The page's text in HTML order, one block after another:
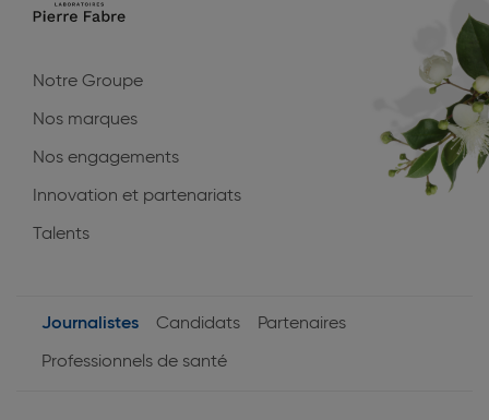
navigation
Notre Groupe
Nos marques
Nos engagements
Innovation et partenariats
Talents
User
Journalistes Candidats Partenaires
Professionnels de santé